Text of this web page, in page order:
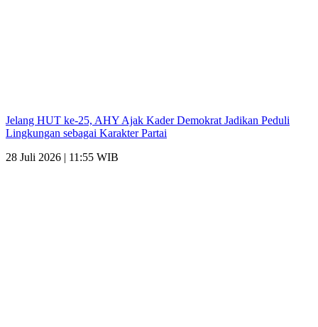
Jelang HUT ke-25, AHY Ajak Kader Demokrat Jadikan Peduli
Lingkungan sebagai Karakter Partai
28 Juli 2026 | 11:55 WIB